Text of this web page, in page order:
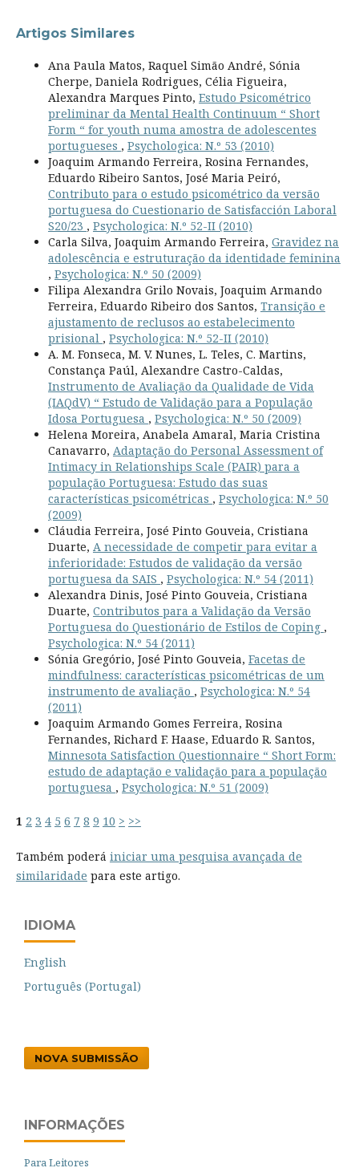
Artigos Similares
Ana Paula Matos, Raquel Simão André, Sónia
Cherpe, Daniela Rodrigues, Célia Figueira,
Alexandra Marques Pinto, Estudo Psicométrico
preliminar da Mental Health Continuum “ Short
Form “ for youth numa amostra de adolescentes
portugueses , Psychologica: N.º 53 (2010)
Joaquim Armando Ferreira, Rosina Fernandes,
Eduardo Ribeiro Santos, José Maria Peiró,
Contributo para o estudo psicométrico da versão
portuguesa do Cuestionario de Satisfacción Laboral
S20/23 , Psychologica: N.º 52-II (2010)
Carla Silva, Joaquim Armando Ferreira, Gravidez na
adolescência e estruturação da identidade feminina
, Psychologica: N.º 50 (2009)
Filipa Alexandra Grilo Novais, Joaquim Armando
Ferreira, Eduardo Ribeiro dos Santos, Transição e
ajustamento de reclusos ao estabelecimento
prisional , Psychologica: N.º 52-II (2010)
A. M. Fonseca, M. V. Nunes, L. Teles, C. Martins,
Constança Paúl, Alexandre Castro-Caldas,
Instrumento de Avaliação da Qualidade de Vida
(IAQdV) “ Estudo de Validação para a População
Idosa Portuguesa , Psychologica: N.º 50 (2009)
Helena Moreira, Anabela Amaral, Maria Cristina
Canavarro, Adaptação do Personal Assessment of
Intimacy in Relationships Scale (PAIR) para a
população Portuguesa: Estudo das suas
características psicométricas , Psychologica: N.º 50
(2009)
Cláudia Ferreira, José Pinto Gouveia, Cristiana
Duarte, A necessidade de competir para evitar a
inferioridade: Estudos de validação da versão
portuguesa da SAIS , Psychologica: N.º 54 (2011)
Alexandra Dinis, José Pinto Gouveia, Cristiana
Duarte, Contributos para a Validação da Versão
Portuguesa do Questionário de Estilos de Coping ,
Psychologica: N.º 54 (2011)
Sónia Gregório, José Pinto Gouveia, Facetas de
mindfulness: características psicométricas de um
instrumento de avaliação , Psychologica: N.º 54
(2011)
Joaquim Armando Gomes Ferreira, Rosina
Fernandes, Richard F. Haase, Eduardo R. Santos,
Minnesota Satisfaction Questionnaire “ Short Form:
estudo de adaptação e validação para a população
portuguesa , Psychologica: N.º 51 (2009)
1 2 3 4 5 6 7 8 9 10 > >>
Também poderá iniciar uma pesquisa avançada de
similaridade para este artigo.
IDIOMA
English
Português (Portugal)
NOVA SUBMISSÃO
INFORMAÇÕES
Para Leitores